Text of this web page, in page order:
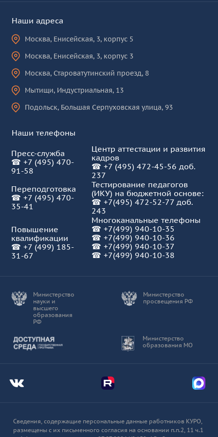
1. Бородин Владимир Николаевич
2.
3.
экономических наук, доцент
Рытова Ирина Викторовна, кандидат
педагогических наук, доцент
5.
Акбилек Елена Анатольевна, кандидат
филологических наук, доцент
6.
Гайдаенко Алексей Альбертович,
доктор экономических наук,
профессор
7.
Гладкова Юлия Андреевна, кандидат
педагогических наук, доцент
8.
Кальней Валентина Алексеевна, доктор
педагогических наук, профессор
9.
Мошнина Рауза Шамилевна, кандидат
10.
Нечаев Михаил Петрович, доктор
Наши адреса
Москва, Енисейская, 3, корпус 5
Москва, Енисейская, 3, корпус 3
Москва, Староватутинский проезд, 8
Мытищи, Индустриальная, 13
Подольск, Большая Серпуховская улица, 93
Наши телефоны
Пресс-служба
☎ +7 (495) 470-
91-58
Центр аттестации и развития
кадров
☎ +7 (495) 472-45-56 доб.
237
Переподготовка
☎ +7 (495) 470-
35-41
Тестирование педагогов
(ИКУ) на бюджетной основе:
☎ +7(495) 472-52-77 доб.
243
Многоканальные телефоны
☎ +7(499) 940-10-35
☎ +7(499) 940-10-36
☎ +7(499) 940-10-37
☎ +7(499) 940-10-38
Повышение
квалификации
☎ +7 (499) 185-
31-67
Министерство
науки и
высшего
образования
РФ
Министерство
просвещения РФ
Министерство
образования МО
Доступная среда
Мы во Вконтакте Мы в Telegram Мы в
Сведения, содержащие персональные данные работников КУРО,
размещены с их письменного согласия на основании п.п.2, 11 ч.1